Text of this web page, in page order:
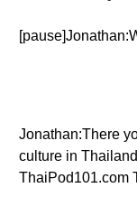
Jonathan:There
culture in
ThaiPod101.com